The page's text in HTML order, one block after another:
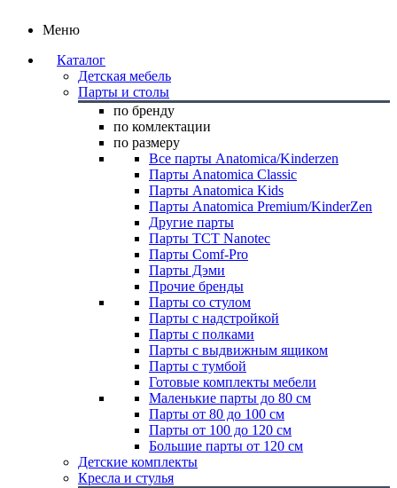
Меню
Каталог
Детская мебель
Парты и столы
по бренду
по комлектации
по размеру
Все парты Anatomica/Kinderzen
Парты Anatomica Classic
Парты Anatomica Kids
Парты Anatomica Premium/KinderZen
Другие парты
Парты TCT Nanotec
Парты Comf-Pro
Парты Дэми
Прочие бренды
Парты со стулом
Парты с надстройкой
Парты с полками
Парты с выдвижным ящиком
Парты с тумбой
Готовые комплекты мебели
Маленькие парты до 80 см
Парты от 80 до 100 см
Парты от 100 до 120 см
Большие парты от 120 см
Детские комплекты
Кресла и стулья